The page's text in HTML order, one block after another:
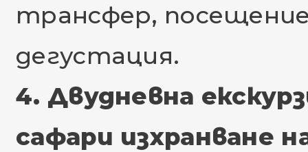
трансфер,
дегустация.
4. Двудневна
сафари изхранване